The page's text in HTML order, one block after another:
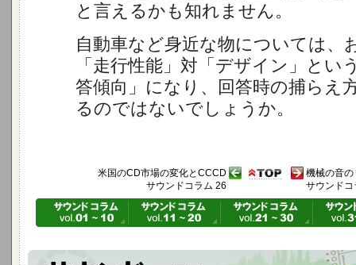
と言えるかも知れません。
自動車など身近な物については、
「走行性能」対「デザイン」とい
答傾向」になり、回答時の捕らえ
るのではないでしょうか。
米国のCD市場の変化とCCCD
サウンドコラム 26
機械の音
サウンド